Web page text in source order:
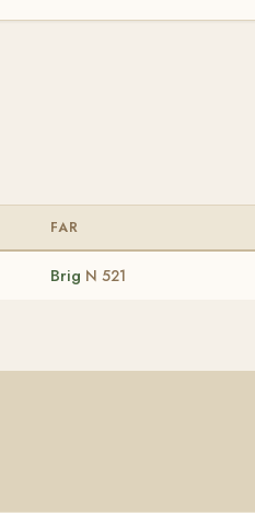
FAR
Brig N 521